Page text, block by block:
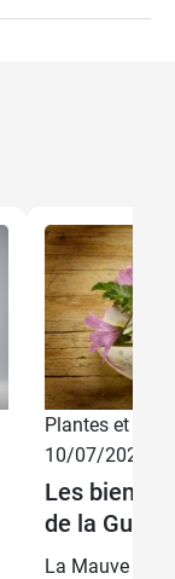
Plantes et
10/07/2026
Les
de la
La Mauve et